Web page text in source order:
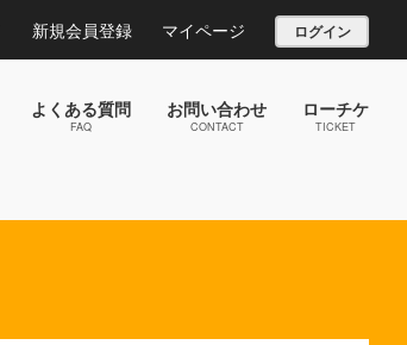
新規会員登録 マイページ ログイン
よくある質問
FAQ
お問い合わせ
CONTACT
ローチケ
TICKET